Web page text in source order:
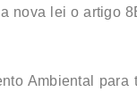
nova lei o artigo
Ambiental para